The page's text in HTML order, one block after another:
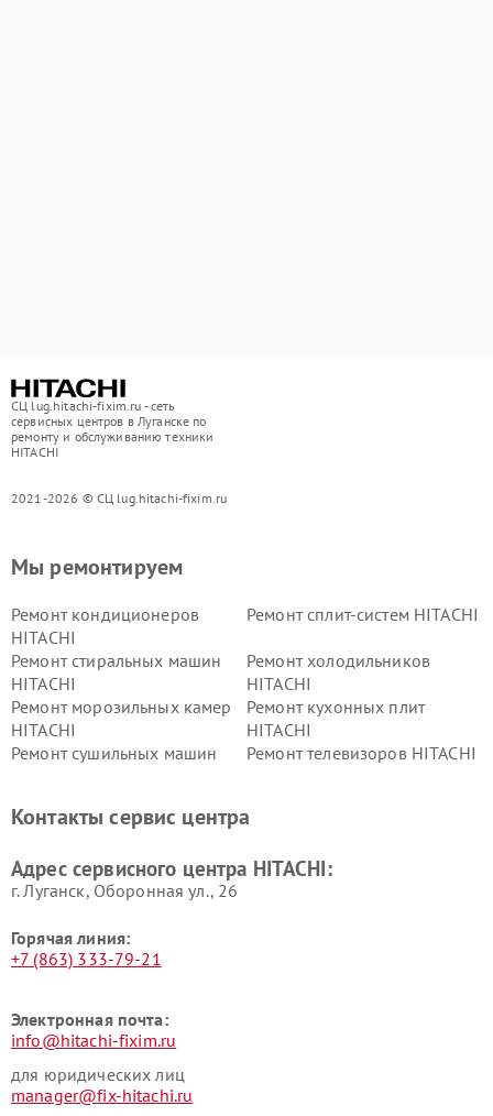
СЦ lug.hitachi-fixim.ru - сеть
сервисных центров в Луганске по
ремонту и обслуживанию техники
HITACHI
2021-2026 © СЦ lug.hitachi-fixim.ru
Мы ремонтируем
Ремонт кондиционеров
HITACHI
Ремонт сплит-систем HITACHI
Ремонт стиральных машин
HITACHI
Ремонт холодильников
HITACHI
Ремонт морозильных камер
HITACHI
Ремонт кухонных плит
HITACHI
Ремонт сушильных машин
Ремонт телевизоров HITACHI
данных HITACHI
HITACHI
HITACHI
HITACHI
Контакты сервис центра
Адрес сервисного центра HITACHI:
г. Луганск, Оборонная ул., 26
Горячая линия:
+7 (863) 333-79-21
Электронная почта:
info@hitachi-fixim.ru
для юридических лиц
manager@fix-hitachi.ru